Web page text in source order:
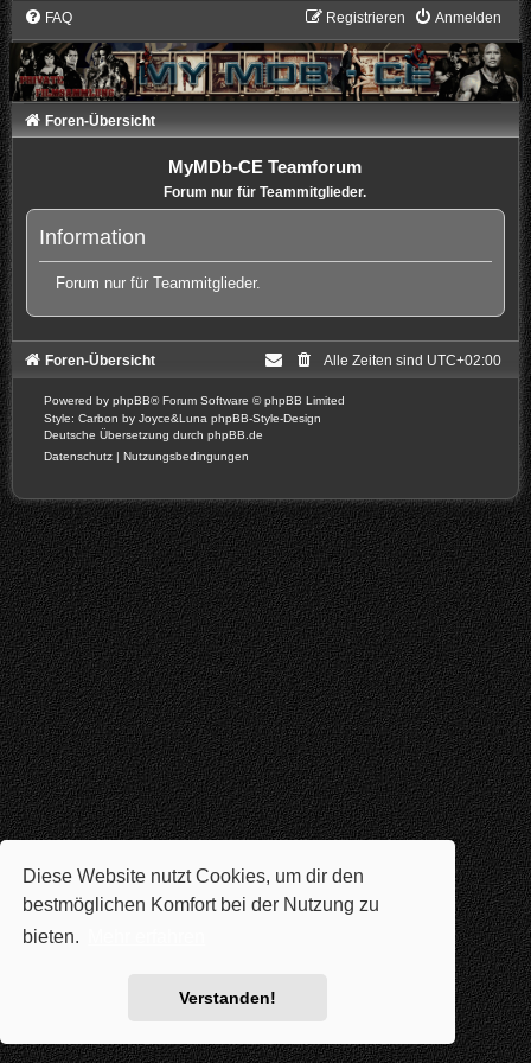
Diese Website nutzt Cookies, um dir den
bestmöglichen Komfort bei der Nutzung zu
bieten.
Verstanden!
FAQ Anmelden
Registrieren
Foren-Übersicht
MyMDb-CE Teamforum
Forum nur für Teammitglieder.
Information
Forum nur für Teammitglieder.
Foren-Übersicht Alle Zeiten sind UTC+02:00
Powered by phpBB® Forum Software © phpBB Limited
Style: Carbon by Joyce&Luna phpBB-Style-Design
Deutsche Übersetzung durch phpBB.de
Datenschutz | Nutzungsbedingungen